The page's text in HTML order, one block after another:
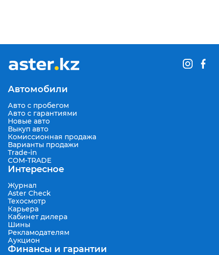
Автомобили
Авто с пробегом
Авто с гарантиями
Новые авто
Выкуп авто
Комиссионная продажа
Варианты продажи
Trade-in
COM-TRADE
Интересное
Журнал
Aster Check
Техосмотр
Карьера
Кабинет дилера
Шины
Рекламодателям
Аукцион
Финансы и гарантии